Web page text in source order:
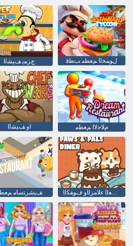
ﺝﺰﻤﻳ ﻒﻴﺸﻟﺍ ﻝﻮﻤﺨﻟﺍ ﻢﻌﻄﻣ ﺐﻄﻗ
ﺍﻭ ﻒﻴﺸﻟﺍ ﻡﻼ ﺣﻻ ﺍ ﻢﻌﻄﻣ
ﻒﻴﺷﺮﺘﺳﺎﻣ